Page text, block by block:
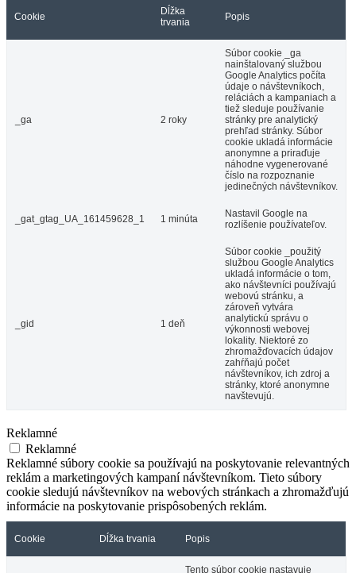
Cookie
Dĺžka
trvania
Popis
_ga 2 roky
Súbor cookie _ga
nainštalovaný službou
Google Analytics počíta
údaje o návštevníkoch,
reláciách a kampaniach a
tiež sleduje používanie
stránky pre analytický
prehľad stránky. Súbor
cookie ukladá informácie
anonymne a priraďuje
náhodne vygenerované
číslo na rozpoznanie
jedinečných návštevníkov.
_gat_gtag_UA_161459628_1 1 minúta
Nastavil Google na
rozlíšenie používateľov.
_gid 1 deň
Súbor cookie _použitý
službou Google Analytics
ukladá informácie o tom,
ako návštevníci používajú
webovú stránku, a
zároveň vytvára
analytickú správu o
výkonnosti webovej
lokality. Niektoré zo
zhromažďovacích údajov
zahŕňajú počet
návštevníkov, ich zdroj a
stránky, ktoré anonymne
navštevujú.
Reklamné
Reklamné
Reklamné súbory cookie sa používajú na poskytovanie relevantných
reklám a marketingových kampaní návštevníkom. Tieto súbory
cookie sledujú návštevníkov na webových stránkach a zhromažďujú
informácie na poskytovanie prispôsobených reklám.
Cookie Dĺžka trvania Popis
Tento súbor cookie nastavuje